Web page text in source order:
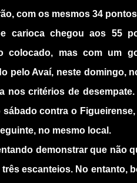
com os mesmos 34
carioca chegou aos 55
colocado, mas com um
pelo Avaí, neste domingo,
nos critérios de
sábado contra o
no mesmo local.
demonstrar que não
escanteios. No entanto,